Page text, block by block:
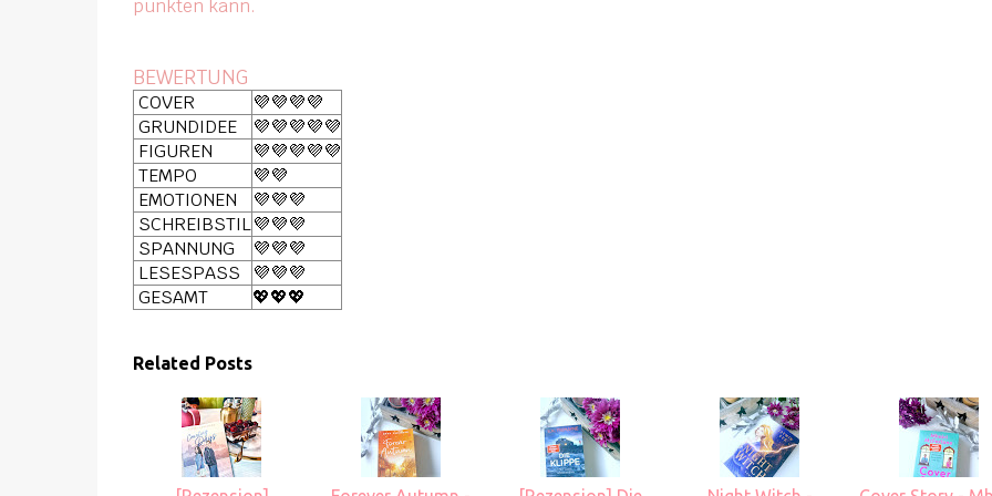
punkten kann.
BEWERTUNG
COVER
💜💜💜💜
GRUNDIDEE
💜💜💜💜💜
FIGUREN
💜💜💜💜💜
TEMPO
💜💜
EMOTIONEN
💜💜💜
SCHREIBSTIL💜💜💜
SPANNUNG
💜💜💜
LESESPASS
💜💜💜
GESAMT
💖💖💖
Related Posts